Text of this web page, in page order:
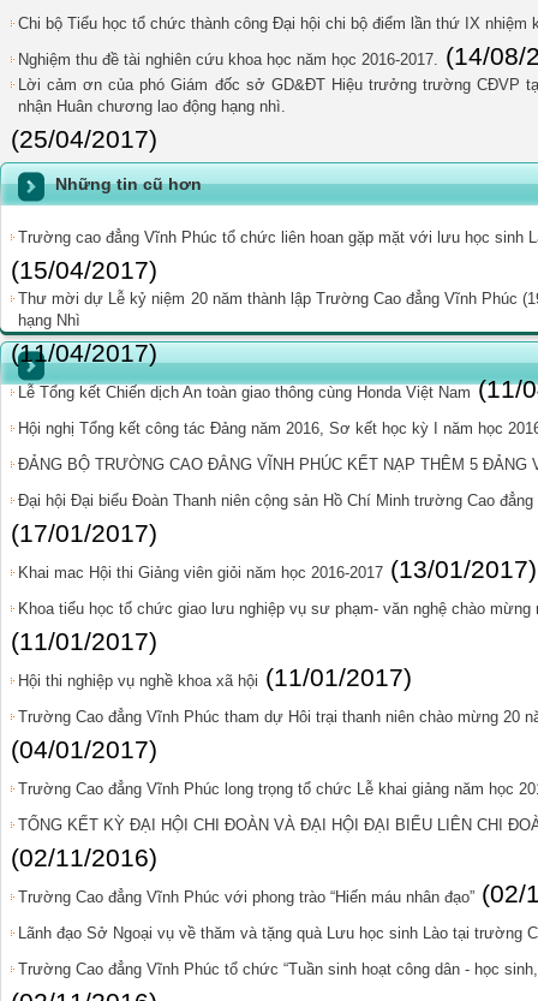
Chi bộ Tiểu học tổ chức thành công Đại hội chi bộ điểm lần thứ IX nhiệm
Nghiệm thu đề tài nghiên cứu khoa học năm học 2016-2017. (14/08/
Lời cảm ơn của phó Giám đốc sở GD&ĐT Hiệu trưởng trường CĐVP
nhận Huân chương lao động hạng nhì.
(25/04/2017)
Những tin cũ hơn
Trường cao đẳng Vĩnh Phúc tổ chức liên hoan gặp mặt với lưu học sinh
(15/04/2017)
Thư mời dự Lễ kỷ niệm 20 năm thành lập Trường Cao đẳng Vĩnh Phúc
hạng Nhì
(11/04/2017)
Lễ Tổng kết Chiến dịch An toàn giao thông cùng Honda Việt Nam (11/
Hội nghị Tổng kết công tác Đảng năm 2016, Sơ kết học kỳ I năm học
ĐẢNG BỘ TRƯỜNG CAO ĐẲNG VĨNH PHÚC KẾT NẠP THÊM 5 ĐẢNG
Đại hội Đại biểu Đoàn Thanh niên cộng sản Hồ Chí Minh trường Cao
(17/01/2017)
Khai mac Hội thi Giảng viên giỏi năm học 2016-2017 (13/01/2017)
Khoa tiểu học tổ chức giao lưu nghiệp vụ sư phạm- văn nghệ chào mừng
(11/01/2017)
Hội thi nghiệp vụ nghề khoa xã hội (11/01/2017)
Trường Cao đẳng Vĩnh Phúc tham dự Hôi trại thanh niên chào mừng 20
(04/01/2017)
Trường Cao đẳng Vĩnh Phúc long trọng tổ chức Lễ khai giảng năm học
TỔNG KẾT KỲ ĐẠI HỘI CHI ĐOÀN VÀ ĐẠI HỘI ĐẠI BIỂU LIÊN CHI
(02/11/2016)
Trường Cao đẳng Vĩnh Phúc với phong trào “Hiến máu nhân đạo” (02/
Lãnh đạo Sở Ngoại vụ về thăm và tặng quà Lưu học sinh Lào tại trường
Trường Cao đẳng Vĩnh Phúc tổ chức “Tuần sinh hoạt công dân - học